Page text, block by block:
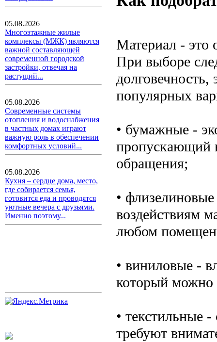
05.08.2026
Многоэтажные жилые
комплексы (МЖК) являются
важной составляющей
современной городской
застройки, отвечая на
растущий...
05.08.2026
Современные системы
отопления и водоснабжения
в частных домах играют
важную роль в обеспечении
комфортных условий...
05.08.2026
Кухня – сердце дома, место,
где собирается семья,
готовится еда и проводятся
уютные вечера с друзьями.
Именно поэтому...
Материал - это
При выборе
популярных
• бумажные -
пропускающий
обращения;
•
воздействиям
любом
• виниловые -
который можно
• текстильные
требуют